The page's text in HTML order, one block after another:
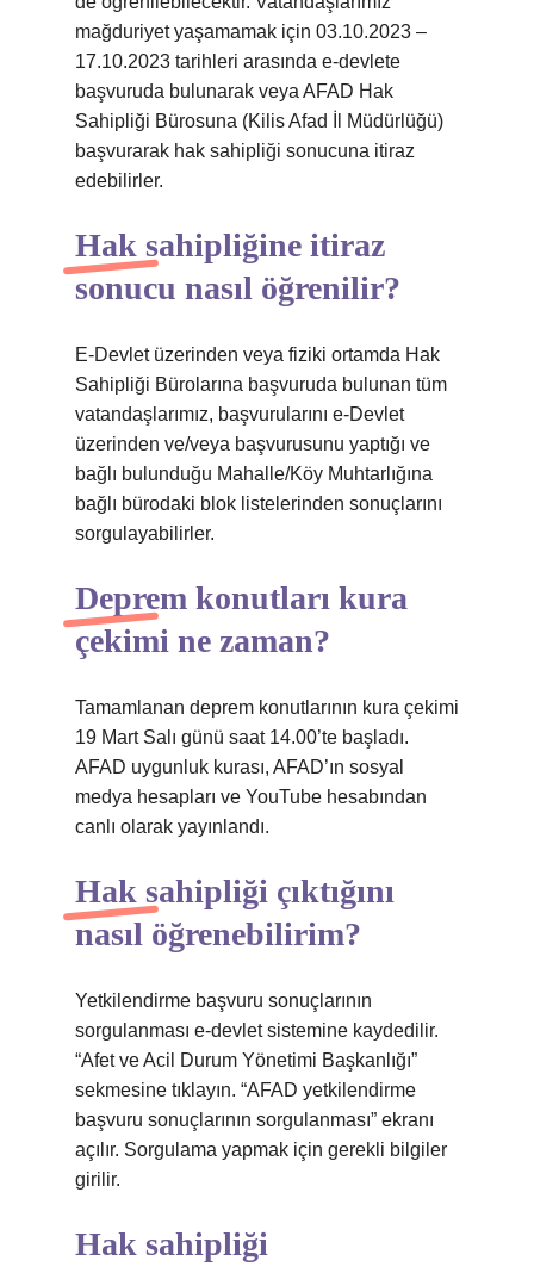
mağduriyet yaşamamak için 03.10.2023 –
17.10.2023 tarihleri ​​arasında e-devlete
başvuruda bulunarak veya AFAD Hak
Sahipliği Bürosuna (Kilis Afad İl Müdürlüğü)
başvurarak hak sahipliği sonucuna itiraz
edebilirler.
Hak sahipliğine itiraz
sonucu nasıl öğrenilir?
E-Devlet üzerinden veya fiziki ortamda Hak
Sahipliği Bürolarına başvuruda bulunan tüm
vatandaşlarımız, başvurularını e-Devlet
üzerinden ve/veya başvurusunu yaptığı ve
bağlı bulunduğu Mahalle/Köy Muhtarlığına
bağlı bürodaki blok listelerinden sonuçlarını
sorgulayabilirler.
Deprem konutları kura
çekimi ne zaman?
Tamamlanan deprem konutlarının kura çekimi
19 Mart Salı günü saat 14.00’te başladı.
AFAD uygunluk kurası, AFAD’ın sosyal
medya hesapları ve YouTube hesabından
canlı olarak yayınlandı.
Hak sahipliği çıktığını
nasıl öğrenebilirim?
Yetkilendirme başvuru sonuçlarının
sorgulanması e-devlet sistemine kaydedilir.
“Afet ve Acil Durum Yönetimi Başkanlığı”
sekmesine tıklayın. “AFAD yetkilendirme
başvuru sonuçlarının sorgulanması” ekranı
açılır. Sorgulama yapmak için gerekli bilgiler
girilir.
Hak sahipliği